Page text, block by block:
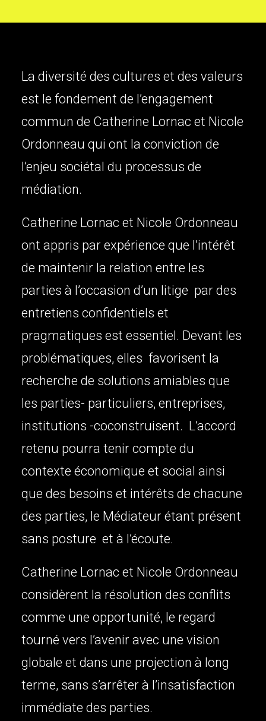
La diversité des cultures et des valeurs
est le fondement de l’engagement
commun de Catherine Lornac et Nicole
Ordonneau qui ont la conviction de
l’enjeu sociétal du processus de
médiation.
Catherine Lornac et Nicole Ordonneau
ont appris par expérience que l’intérêt
de maintenir la relation entre les
parties à l’occasion d’un litige par des
entretiens confidentiels et
pragmatiques est essentiel. Devant les
problématiques, elles favorisent la
recherche de solutions amiables que
les parties- particuliers, entreprises,
institutions -coconstruisent. L’accord
retenu pourra tenir compte du
contexte économique et social ainsi
que des besoins et intérêts de chacune
des parties, le Médiateur étant présent
sans posture et à l’écoute.
Catherine Lornac et Nicole Ordonneau
considèrent la résolution des conflits
comme une opportunité, le regard
tourné vers l’avenir avec une vision
globale et dans une projection à long
terme, sans s’arrêter à l’insatisfaction
immédiate des parties.